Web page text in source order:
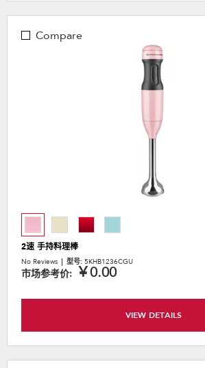
Compare
2速 手持料理棒
No Reviews 型号: 5KHB1236CGU
市场参考价: ￥0.00
VIEW DETAILS